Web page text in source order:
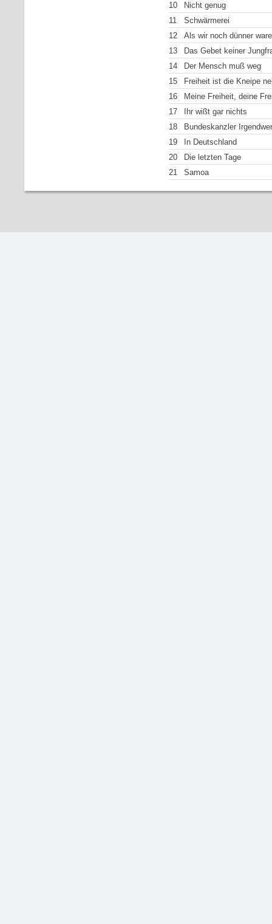
10
Nicht genug
11
Schwärmerei
12
Als wir noch dünner
13
Das Gebet keiner
14
Der Mensch muß weg
15
Freiheit ist die Kneipe
16
Meine Freiheit, deine
17
Ihr wißt gar nichts
18
Bundeskanzler Irgendwer
19
In Deutschland
20
Die letzten Tage
21
Samoa